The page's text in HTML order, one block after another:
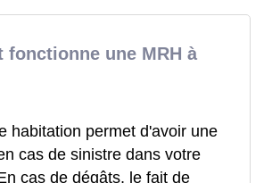
fonctionne une MRH à
habitation permet d'avoir une
cas de sinistre dans votre
cas de dégâts, le fait de